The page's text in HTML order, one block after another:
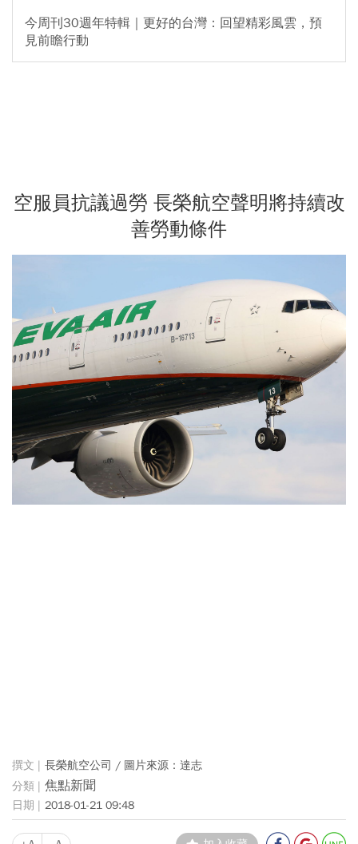
今周刊30週年特輯｜更好的台灣：回望精彩風雲，預
見前瞻行動
空服員抗議過勞 長榮航空聲明將持續改
善勞動條件
長榮航空公司 / 圖片來源：達志
焦點新聞
2018-01-21 09:48